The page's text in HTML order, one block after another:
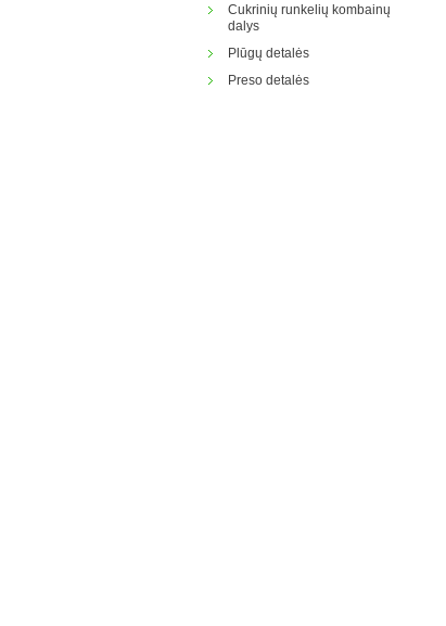
Cukrinių runkelių kombainų
dalys
Plūgų detalės
Preso detalės